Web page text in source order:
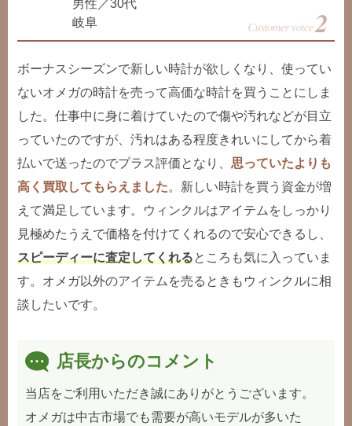
男性／30代
岐阜
ボーナスシーズンで新しい時計が欲しくなり、使ってい
ないオメガの時計を売って高価な時計を買うことにしま
した。仕事中に身に着けていたので傷や汚れなどが目立
っていたのですが、汚れはある程度きれいにしてから着
払いで送ったのでプラス評価となり、思っていたよりも
高く買取してもらえました。新しい時計を買う資金が増
えて満足しています。ウィンクルはアイテムをしっかり
見極めたうえで価格を付けてくれるので安心できるし、
スピーディーに査定してくれるところも気に入っていま
す。オメガ以外のアイテムを売るときもウィンクルに相
談したいです。
店長からのコメント
当店をご利用いただき誠にありがとうございます。
オメガは中古市場でも需要が高いモデルが多いた